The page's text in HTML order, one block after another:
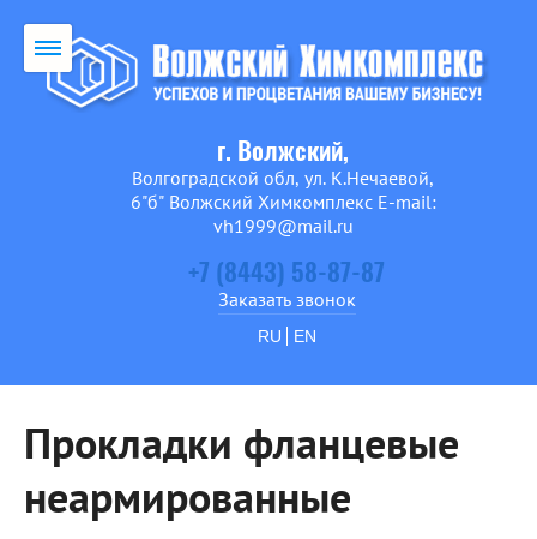
г. Волжский,
Волгоградской обл, ул. К.Нечаевой,
6"б" Волжский Химкомплекс E-mail:
vh1999@mail.ru
+7 (8443) 58-87-87
Заказать звонок
RU EN
Прокладки фланцевые
неармированные